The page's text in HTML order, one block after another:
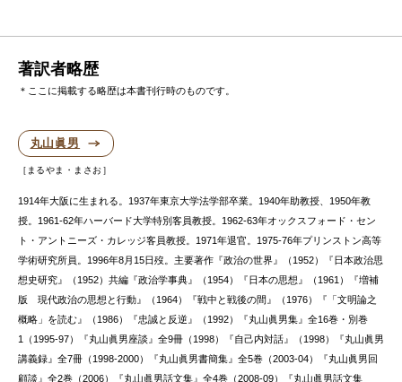
著訳者略歴
＊ここに掲載する略歴は本書刊行時のものです。
丸山眞男
まるやま・まさお
1914年大阪に生まれる。1937年東京大学法学部卒業。1940年助教授、1950年教
授。1961-62年ハーバード大学特別客員教授。1962-63年オックスフォード・セン
ト・アントニーズ・カレッジ客員教授。1971年退官。1975-76年プリンストン高等
学術研究所員。1996年8月15日歿。主要著作『政治の世界』（1952）『日本政治思
想史研究』（1952）共編『政治学事典』（1954）『日本の思想』（1961）『増補
版 現代政治の思想と行動』（1964）『戦中と戦後の間』（1976）『「文明論之
概略」を読む』（1986）『忠誠と反逆』（1992）『丸山眞男集』全16巻・別巻
1（1995-97）『丸山眞男座談』全9冊（1998）『自己内対話』（1998）『丸山眞男
講義録』全7冊（1998-2000）『丸山眞男書簡集』全5巻（2003-04）『丸山眞男回
顧談』全2巻（2006）『丸山眞男話文集』全4巻（2008-09）『丸山眞男話文集